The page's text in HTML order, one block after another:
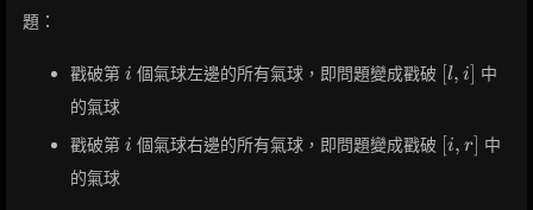
題：
戳破第 i
i 個氣球左邊的所有氣球，即問題變成戳破 [l,
i]
[l, i] 中
的氣球
戳破第 i
i 個氣球右邊的所有氣球，即問題變成戳破 [i,
r]
[i, r] 中
的氣球